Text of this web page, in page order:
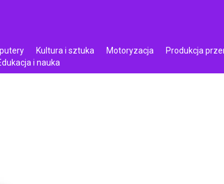
Kultura i sztuka Motoryzacja
Produkcja
i nauka